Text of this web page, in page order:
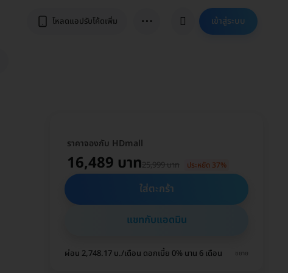
โหลดแอปรับโค้ดเพิ่ม ⋯ เข้าสู่ระบบ
ราคาจองกับ HDmall
16,489 บาท25,999 บาท ประหยัด 37%
ใส่ตะกร้า
แชทกับแอดมิน
ผ่อน 2,748.17 บ./เดือน ดอกเบี้ย 0% นาน 6 เดือน ขยาย